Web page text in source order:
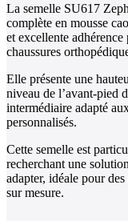
La semelle SU617
complète en mousse
et excellente
chaussures
Elle présente une
niveau de l’avant-pied
intermédiaire adapté
personnalisés.
Cette semelle est
recherchant une
adapter, idéale pour
sur mesure.